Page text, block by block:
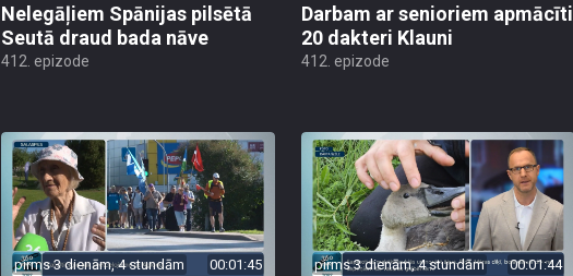
Nelegāļiem Spānijas pilsētā
Seutā draud bada nāve
412. epizode
Darbam ar senioriem apmācīti
20 dakteri Klauni
412. epizode
pirms 3 dienām, 4 stundām 00:01:45 pirms 3 dienām, 4 stundām 00:01:44